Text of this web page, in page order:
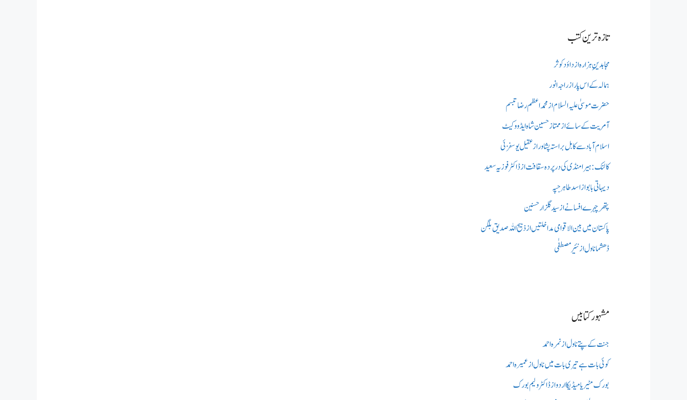
تازہ ترین کتب
مجاہدینِ ہزارہ از داؤد کوثر
ہمالہ کے اس پار از راجہ انور
حضرت موسیٰ علیہ السلام از محمد اعظم رضا تبسم
آمریت کے سائے از ممتاز حسین شاہ ایڈووکیٹ
اسلام آباد سے کابل براستہ پشاور از عقیل یوسفزئی
کالنک: ہیرا منڈی کی در پردہ سقافت از ڈاکٹر فوزیہ سعید
دیہاتی بابو از اسد طاہر جپہ
پتھر چہرے افسانے از سید گلزار حسنین
پاکستان میں بین الاقوامی مداخلتیں از ذبیح اللہ صدیق بلگن
ڈھشما ناول از نئیر مصطفٰی
مشہور کتابیں
جنت کے پتے ناول از نمرہ احمد
کوئی بات ہے تیری بات میں ناول از عمیرہ احمد
بورک مٹیریا میڈیکااردو از ڈاکٹر ولیم بورک